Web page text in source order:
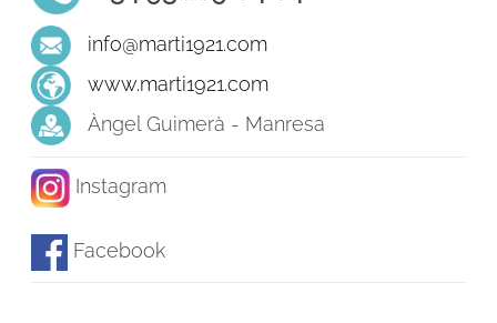
info@marti1921.com
www.marti1921.com
Àngel Guimerà - Manresa
Instagram
Facebook